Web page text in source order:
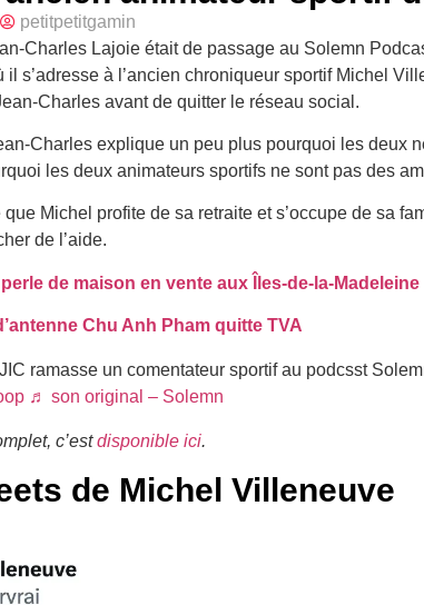
petitpetitgamin
Charles Lajoie était de passage au Solemn
il s’adresse à l’ancien chroniqueur sportif Michel
Charles avant de quitter le réseau social.
Charles explique un peu plus pourquoi les deux
les deux animateurs sportifs ne sont pas des
Michel profite de sa retraite et s’occupe de sa
de l’aide.
de maison en vente aux Îles-de-la-Madeleine
Chu Anh Pham quitte TVA
ramasse un comentateur sportif au podcsst
♬ son original – Solemn
c’estdisponible ici.
de Michel Villeneuve